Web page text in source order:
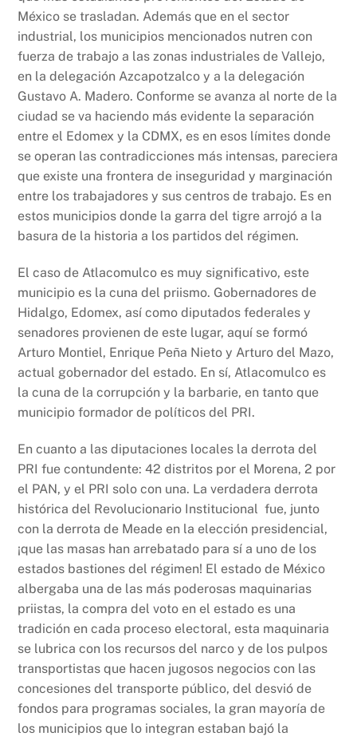
México se trasladan. Además que en el sector
industrial, los municipios mencionados nutren con
fuerza de trabajo a las zonas industriales de Vallejo,
en la delegación Azcapotzalco y a la delegación
Gustavo A. Madero. Conforme se avanza al norte de la
ciudad se va haciendo más evidente la separación
entre el Edomex y la CDMX, es en esos límites donde
se operan las contradicciones más intensas, pareciera
que existe una frontera de inseguridad y marginación
entre los trabajadores y sus centros de trabajo. Es en
estos municipios donde la garra del tigre arrojó a la
basura de la historia a los partidos del régimen.
El caso de Atlacomulco es muy significativo, este
municipio es la cuna del priismo. Gobernadores de
Hidalgo, Edomex, así como diputados federales y
senadores provienen de este lugar, aquí se formó
Arturo Montiel, Enrique Peña Nieto y Arturo del Mazo,
actual gobernador del estado. En sí, Atlacomulco es
la cuna de la corrupción y la barbarie, en tanto que
municipio formador de políticos del PRI.
En cuanto a las diputaciones locales la derrota del
PRI fue contundente: 42 distritos por el Morena, 2 por
el PAN, y el PRI solo con una. La verdadera derrota
histórica del Revolucionario Institucional fue, junto
con la derrota de Meade en la elección presidencial,
¡que las masas han arrebatado para sí a uno de los
estados bastiones del régimen! El estado de México
albergaba una de las más poderosas maquinarias
priistas, la compra del voto en el estado es una
tradición en cada proceso electoral, esta maquinaria
se lubrica con los recursos del narco y de los pulpos
transportistas que hacen jugosos negocios con las
concesiones del transporte público, del desvió de
fondos para programas sociales, la gran mayoría de
los municipios que lo integran estaban bajó la